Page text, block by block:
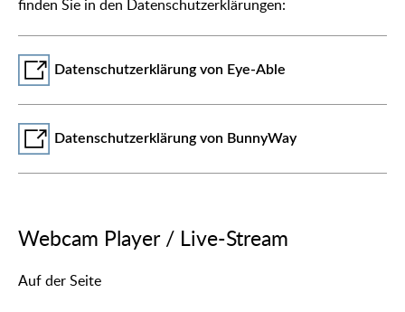
finden Sie in den Datenschutzerklärungen:
Datenschutzerklärung von Eye-Able
Datenschutzerklärung von BunnyWay
Webcam Player / Live-Stream
Auf der Seite